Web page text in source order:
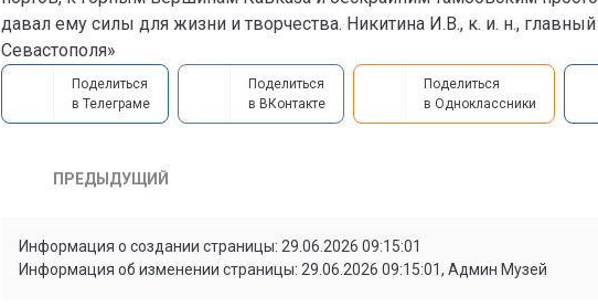
давал ему силы для жизни и творчества. Никитина И.В., к. и. н.,
Севастополя»
Поделиться
в Телеграме
Поделиться
в ВКонтакте
Поделиться
в Одноклассники
ПРЕДЫДУЩИЙ
Информация о создании страницы: 29.06.2026 09:15:01
Информация об изменении страницы: 29.06.2026 09:15:01, Админ Музей